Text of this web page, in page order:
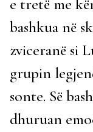
e tretë me
bashkua në
zviceranë si
grupin
sonte. Së
dhuruan